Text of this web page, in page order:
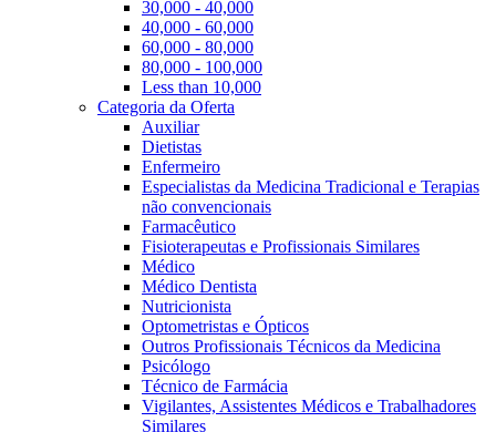
30,000 - 40,000
40,000 - 60,000
60,000 - 80,000
80,000 - 100,000
Less than 10,000
Categoria da Oferta
Auxiliar
Dietistas
Enfermeiro
Especialistas da Medicina Tradicional e Terapias
não convencionais
Farmacêutico
Fisioterapeutas e Profissionais Similares
Médico
Médico Dentista
Nutricionista
Optometristas e Ópticos
Outros Profissionais Técnicos da Medicina
Psicólogo
Técnico de Farmácia
Vigilantes, Assistentes Médicos e Trabalhadores
Similares